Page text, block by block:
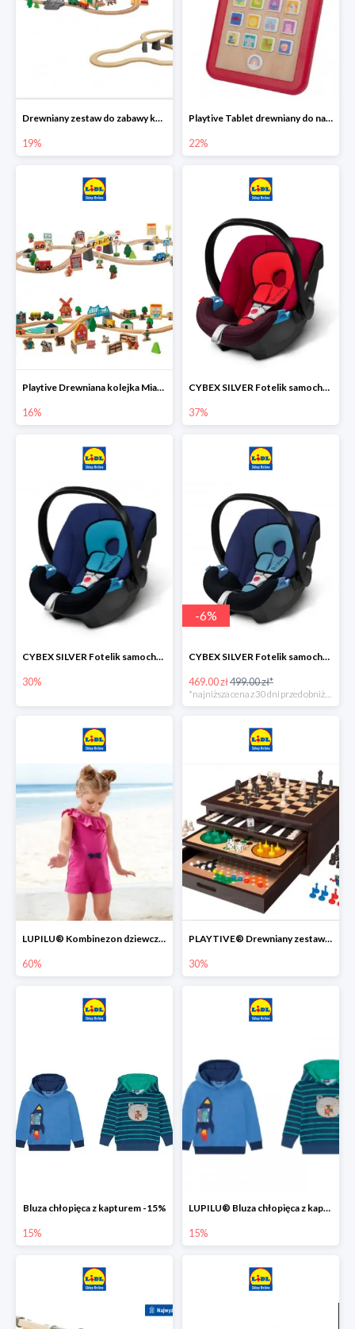
Drewniany zestaw do zabawy kolejką - farma i wiadukt
19%
Playtive Tablet drewniany do nauki, interaktywny
22%
Playtive Drewniana kolejka Miasto lub Farma
16%
CYBEX SILVER Fotelik samochodowy
37%
CYBEX SILVER Fotelik samochodowy -30%
30%
-6%
CYBEX SILVER Fotelik samochodowy + dostawa gratis!
469.00 zł499.00 zł*
*najniższa cena z 30 dni przed obniżką
LUPILU® Kombinezon dziewczęcy z bawełny
60%
PLAYTIVE® Drewniany zestaw gier 10 w 1
30%
Bluza chłopięca z kapturem -15%
15%
LUPILU® Bluza chłopięca z kapturem
15%